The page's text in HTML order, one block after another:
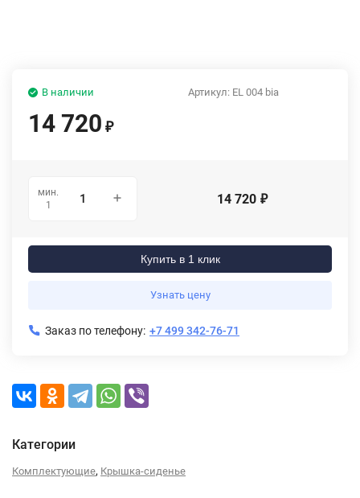
Артикул: EL 004 bia
В наличии
14 720 ₽
мин.
1
14 720 ₽
Купить в 1 клик
Узнать цену
Заказ по телефону: +7 499 342-76-71
Категории
Комплектующие, Крышка-сиденье